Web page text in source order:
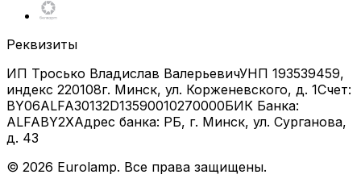
Реквизиты
ИП Тросько Владислав ВалерьевичУНП 193539459,
индекс 220108г. Минск, ул. Корженевского, д. 1Счет:
BY06ALFA30132D13590010270000БИК Банка:
ALFABY2XАдрес банка: РБ, г. Минск, ул. Сурганова,
д. 43
© 2026 Eurolamp. Все права защищены.